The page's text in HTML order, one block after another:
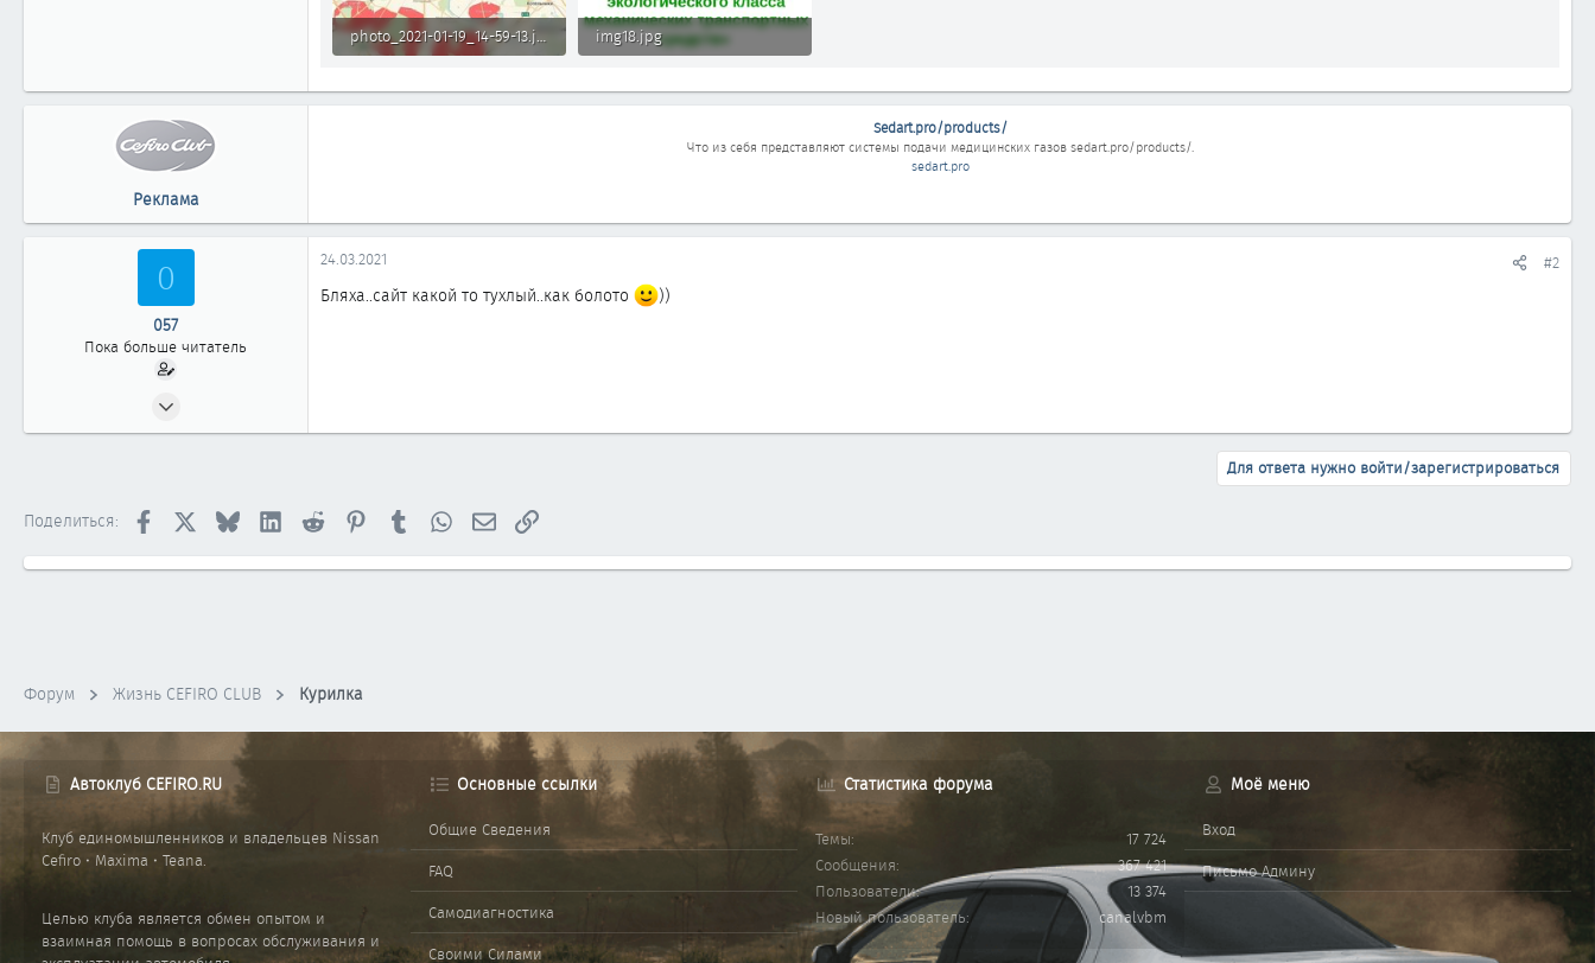
photo_2021-01-19_14-59-13.jpg
img18.jpg
Реклама
Sedart.pro/products/
Что из себя представляют системы подачи медицинских газовsedart.pro/products/.
sedart.pro
0
057
Пока больше читатель
8
24.03.2021 #2
Бляха..сайт какой то тухлый..как болото ))
Для ответа нужно войти/зарегистрироваться
Поделиться: Facebook Bluesky LinkedInReddit PinterestTumblrWhatsAppЭлектронная почта
Ссылка
Форум Жизнь CEFIRO CLUB Курилка
Автоклуб CEFIRO.RU
Клуб единомышленников и владельцев Nissan
Cefiro • Maxima • Teana.
Целью клуба является обмен опытом и
взаимная помощь в вопросах обслуживания и
Основные ссылки
Общие Сведения
FAQ
Самодиагностика
Своими Силами
Статистика форума
Темы
17 724
Сообщения
367 421
Пользователи
13 374
Новый пользователь
canalvbm
Моё меню
Вход
Письмо Админу